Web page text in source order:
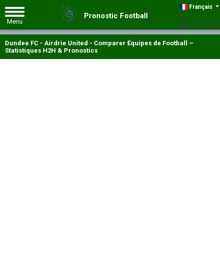
Français
GMT +00:00
Pronostic Football
Dundee FC - Airdrie United - Comparer Équipes de Football –
Statistiques H2H & Pronostics